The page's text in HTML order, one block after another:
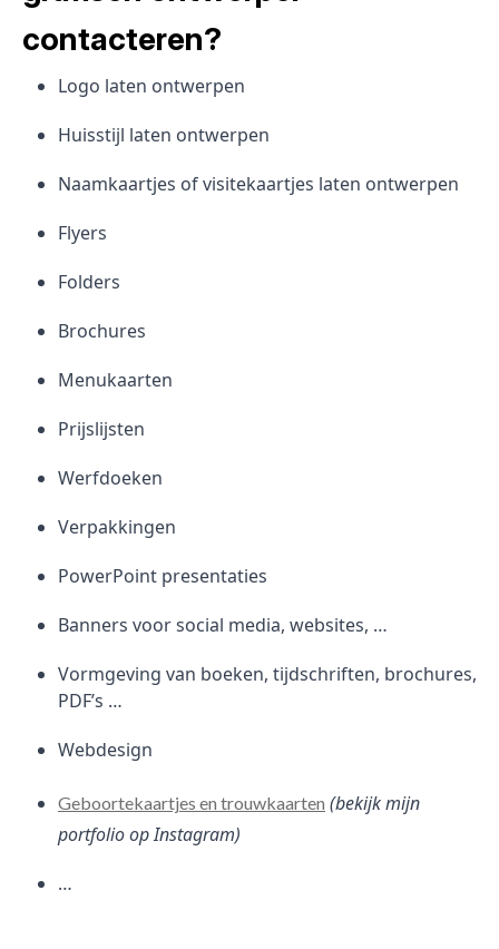
contacteren?
Logo laten ontwerpen
Huisstijl laten ontwerpen
Naamkaartjes of visitekaartjes laten ontwerpen
Flyers
Folders
Brochures
Menukaarten
Prijslijsten
Werfdoeken
Verpakkingen
PowerPoint presentaties
Banners voor social media, websites, …
Vormgeving van boeken, tijdschriften, brochures,
PDF’s …
Webdesign
Geboortekaartjes en trouwkaarten (bekijk mijn
portfolio op Instagram)
…